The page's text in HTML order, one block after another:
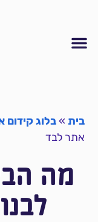
בית »בלוג קידום
אתר לבד
מה